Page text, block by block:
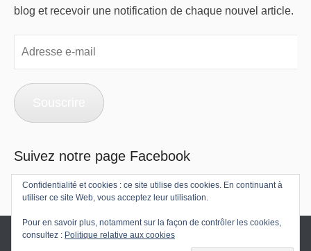
blog et recevoir une notification de chaque nouvel article.
mail
Suivez notre page Facebook
Copyright © 2026Speed2fly : Two pilots – One wing
Confidentialité et cookies : ce site utilise des cookies. En continuant à
utiliser ce site Web, vous acceptez leur utilisation.
Pour en savoir plus, notamment sur la façon de contrôler les cookies,
consultez : Politique relative aux cookies